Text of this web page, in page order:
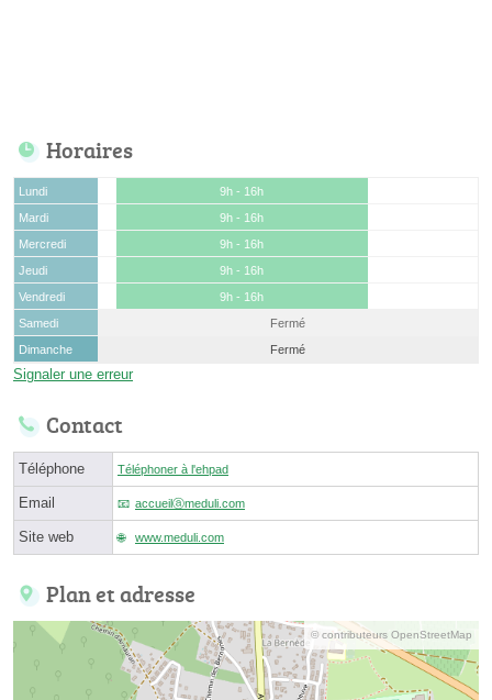
Horaires
Lundi
9h - 16h
Mardi
9h - 16h
Mercredi
9h - 16h
Jeudi
9h - 16h
Vendredi
9h - 16h
Samedi
Fermé
Dimanche
Fermé
Signaler une erreur
Contact
Téléphone Téléphoner à l'ehpad
Email accueilⓐmeduli.com
Site web www.meduli.com
Plan et adresse
© contributeurs OpenStreetMap